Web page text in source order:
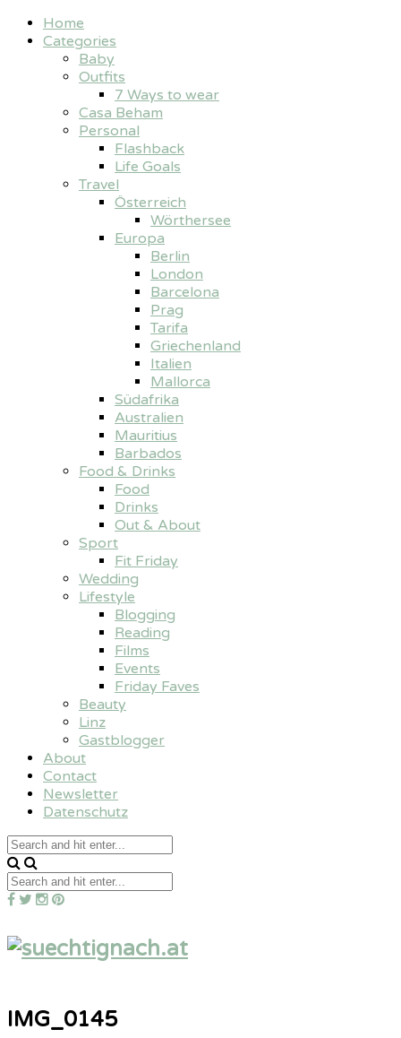
Home
Categories
Baby
Outfits
7 Ways to wear
Casa Beham
Personal
Flashback
Life Goals
Travel
Österreich
Wörthersee
Europa
Berlin
London
Barcelona
Prag
Tarifa
Griechenland
Italien
Mallorca
Südafrika
Australien
Mauritius
Barbados
Food & Drinks
Food
Drinks
Out & About
Sport
Fit Friday
Wedding
Lifestyle
Blogging
Reading
Films
Events
Friday Faves
Beauty
Linz
Gastblogger
About
Contact
Newsletter
Datenschutz
IMG_0145